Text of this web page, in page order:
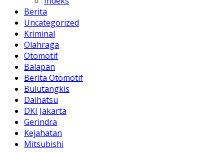
Berita
Uncategorized
Kriminal
Olahraga
Otomotif
Balapan
Berita Otomotif
Bulutangkis
Daihatsu
DKI Jakarta
Gerindra
Kejahatan
Mitsubishi